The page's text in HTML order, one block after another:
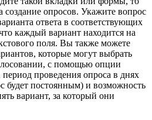
создание опросов. Укажите вопрос
ответа в соответствующих
каждый вариант находится на
поля. Вы также можете
которые могут выбрать
с помощью опции
период проведения опроса в днях
будет постоянным) и возможность
вариант, за который они